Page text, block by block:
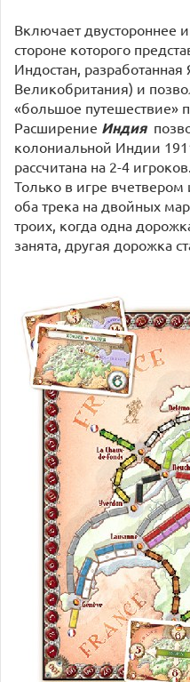
Включает двустороннее
стороне которого
Индостан,
Великобритания) и
«большое путешествие»
Расширение Индия
колониальной Индии
рассчитана на 2-4 игроков.
Только в игре вчетвером
оба трека на двойных
троих, когда одна
занята, другая дорожка